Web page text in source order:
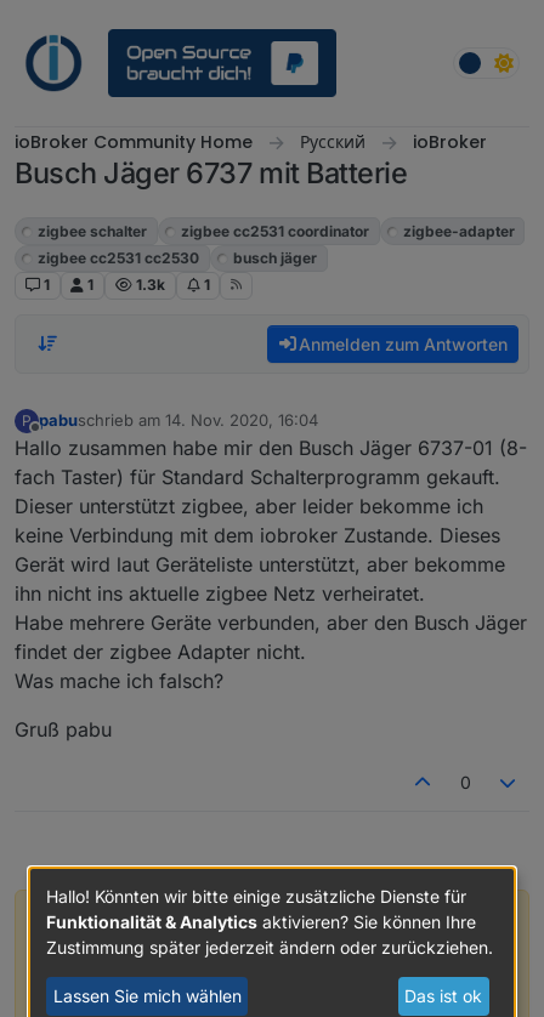
ioBroker Community Home Русский ioBroker
Busch Jäger 6737 mit Batterie
zigbee schalter
zigbee cc2531 coordinator
zigbee-adapter
zigbee cc2531 cc2530
busch jäger
1
1 1.3k 1
Anmelden zum Antworten
P
Offline
pabuschrieb am 14. Nov. 2020, 16:04
zuletzt editiert von
Hallo zusammen habe mir den Busch Jäger 6737-01 (8-
fach Taster) für Standard Schalterprogramm gekauft.
Dieser unterstützt zigbee, aber leider bekomme ich
keine Verbindung mit dem iobroker Zustande. Dieses
Gerät wird laut Geräteliste unterstützt, aber bekomme
ihn nicht ins aktuelle zigbee Netz verheiratet.
Habe mehrere Geräte verbunden, aber den Busch Jäger
findet der zigbee Adapter nicht.
Was mache ich falsch?
Gruß pabu
0
Hey! Du scheinst an dieser Unterhaltung
interessiert zu sein, hast aber noch kein
Konto.
Hallo! Könnten wir bitte einige zusätzliche Dienste für
Funktionalität & Analytics aktivieren? Sie können Ihre
Zustimmung später jederzeit ändern oder zurückziehen.
Lassen Sie mich wählen Das ist ok